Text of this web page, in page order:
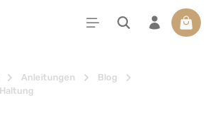
Anleitungen
Blog